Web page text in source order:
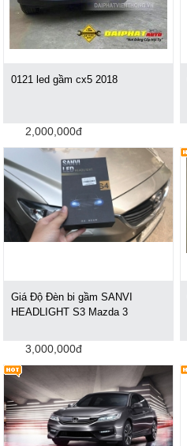
0121 led gầm cx5 2018
2,000,000đ
Giá Độ Đèn bi gầm SANVI
HEADLIGHT S3 Mazda 3
3,000,000đ